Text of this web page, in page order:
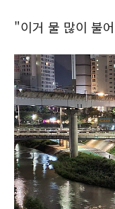
"이거 물 많이 불